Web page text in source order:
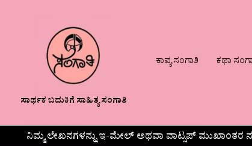
ಸಾರ್ಥಕ ಬದುಕಿಗೆ ಸಾಹಿತ್ಯ ಸಂಗಾತಿ
ಕಾವ್ಯ ಸಂಗಾತಿ ಕಥಾ
ನಿಮ್ಮ ಲೇಖನಗಳನ್ನು ಇ-ಮೇಲ್ ಅಥವಾ ವಾಟ್ಸಪ್ ಮುಖಾಂತರ